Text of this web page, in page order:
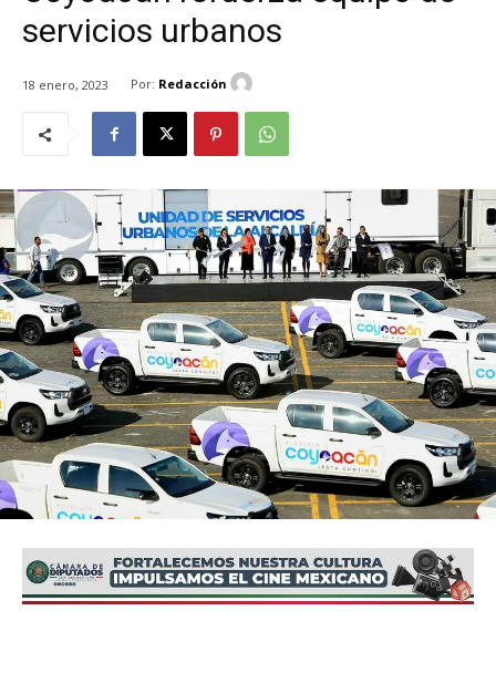
servicios urbanos
18 enero, 2023 Por: Redacción